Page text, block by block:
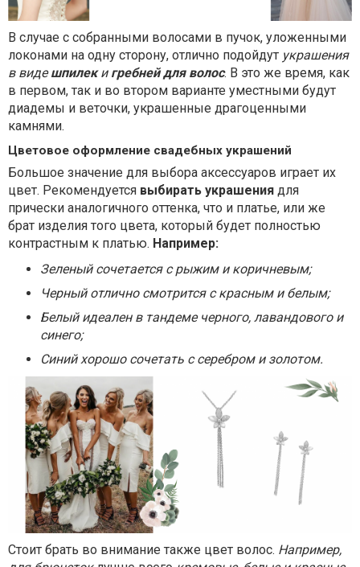
В случае с собранными волосами в пучок, уложенными
локонами на одну сторону, отлично подойдут украшения
в видешпилеки гребней для волос. В это же время, как
в первом, так и во втором варианте уместными будут
диадемы и веточки, украшенные драгоценными
камнями.
Цветовое оформление свадебных украшений
Большое значение для выбора аксессуаров играет их
цвет. Рекомендуется выбирать украшения для
прически аналогичного оттенка, что и платье, или же
брат изделия того цвета, который будет полностью
контрастным к платью. Например:
Зеленый сочетается с рыжим и коричневым;
Черный отлично смотрится с красным и белым;
Белый идеален в тандеме черного, лавандового и
синего;
Синий хорошо сочетать с серебром и золотом.
Стоит брать во внимание также цвет волос. Например,